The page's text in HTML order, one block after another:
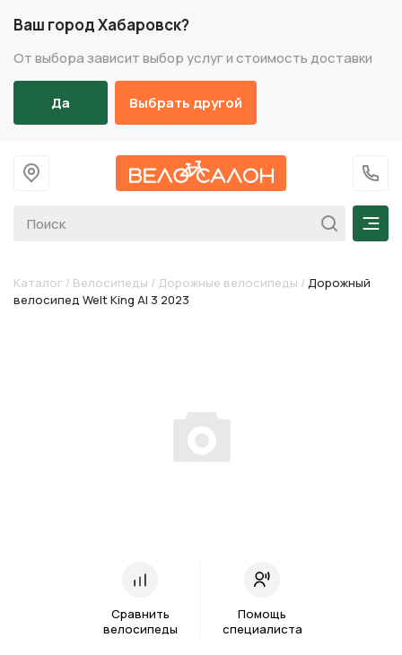
Ваш город Хабаровск?
От выбора зависит выбор услуг и стоимость доставки
Да Выбрать другой
На главную
+7
Каталог / Велосипеды / Дорожные велосипеды / Дорожный
велосипед Welt King Al 3 2023
Сравнить
велосипеды
Помощь
специалиста